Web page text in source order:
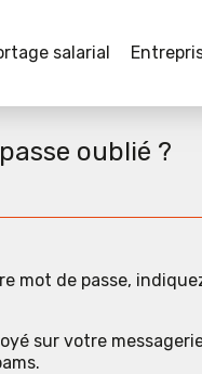
salarial
oublié ?
mot de passe,
sur votre